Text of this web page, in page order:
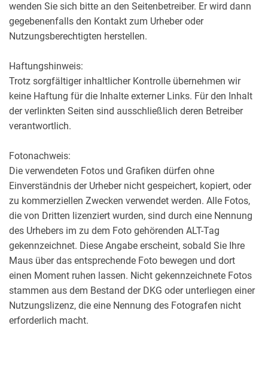
wenden Sie sich bitte an den Seitenbetreiber. Er wird dann
gegebenenfalls den Kontakt zum Urheber oder
Nutzungsberechtigten herstellen.
Haftungshinweis:
Trotz sorgfältiger inhaltlicher Kontrolle übernehmen wir
keine Haftung für die Inhalte externer Links. Für den Inhalt
der verlinkten Seiten sind ausschließlich deren Betreiber
verantwortlich.
Fotonachweis:
Die verwendeten Fotos und Grafiken dürfen ohne
Einverständnis der Urheber nicht gespeichert, kopiert, oder
zu kommerziellen Zwecken verwendet werden. Alle Fotos,
die von Dritten lizenziert wurden, sind durch eine Nennung
des Urhebers im zu dem Foto gehörenden ALT-Tag
gekennzeichnet. Diese Angabe erscheint, sobald Sie Ihre
Maus über das entsprechende Foto bewegen und dort
einen Moment ruhen lassen. Nicht gekennzeichnete Fotos
stammen aus dem Bestand der DKG oder unterliegen einer
Nutzungslizenz, die eine Nennung des Fotografen nicht
erforderlich macht.